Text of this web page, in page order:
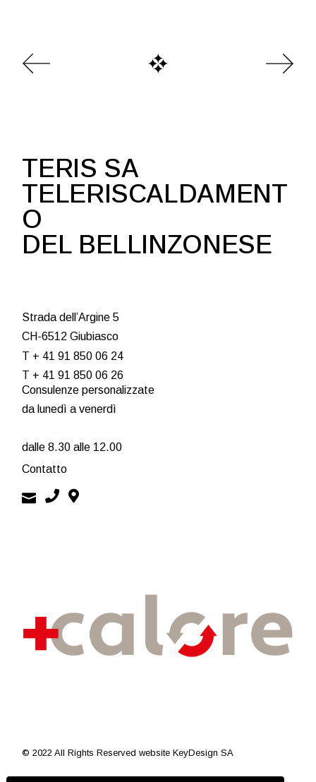
TERIS SA
TELERISCALDAMENT
O
DEL BELLINZONESE
Strada dell’Argine 5
CH-6512 Giubiasco
T + 41 91 850 06 24
T + 41 91 850 06 26
Consulenze personalizzate
da lunedì a venerdì
dalle 8.30 alle 12.00
Contatto
© 2022 All Rights Reservedwebsite KeyDesign SA